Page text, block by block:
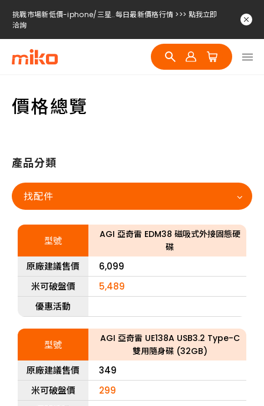
挑戰市場新低價-iphone/三星..每日最新價格行情 >>> 點我立即
洽詢
挑戰市場新低價-iphone/三星..每日最新價格行情 >>> 點我立即
洽詢
挑戰市場新低價-iphone/三星..每日最新價格行情 >>> 點我立即
價格總覽
產品分類
找配件
型號
AGI 亞奇雷 EDM38 磁吸式外接固態硬
碟
原廠建議售價
6,099
米可破盤價
5,489
優惠活動
型號
AGI 亞奇雷 UE138A USB3.2 Type-C
雙用隨身碟 (32GB)
原廠建議售價
349
米可破盤價
299